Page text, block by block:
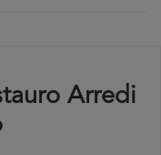
Arredi